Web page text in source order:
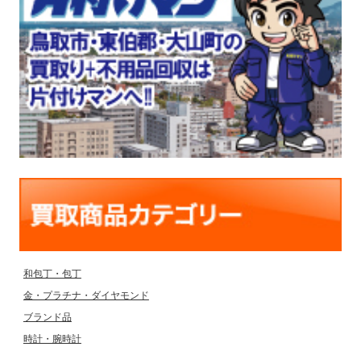
和包丁・包丁
金・プラチナ・ダイヤモンド
ブランド品
時計・腕時計